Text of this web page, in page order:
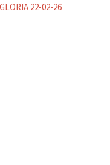
22-02-26